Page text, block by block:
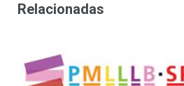
Relacionadas